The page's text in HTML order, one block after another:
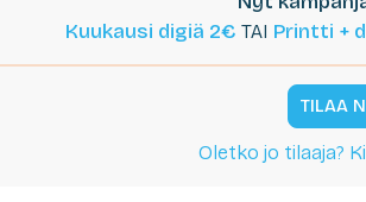
Kuukausi digiä 2€ TAI Printti +
TILAA
Oletko jo tilaaja?